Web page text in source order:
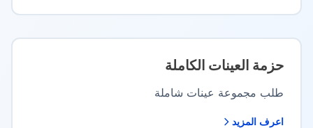
حزمة العينات الكاملة
طلب مجموعة عينات شاملة
اعرف المزيد